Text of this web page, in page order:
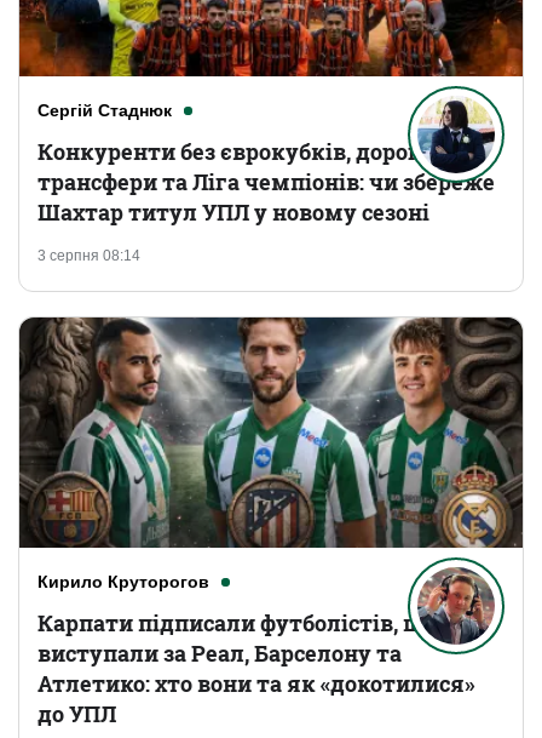
Сергій Стаднюк
3 серпня 08:14
Конкуренти без єврокубків, дорогі
трансфери та Ліга чемпіонів: чи збереже
Шахтар титул УПЛ у новому сезоні
Кирило Круторогов
Карпати підписали футболістів, що
виступали за Реал, Барселону та
Атлетико: хто вони та як «докотилися»
до УПЛ